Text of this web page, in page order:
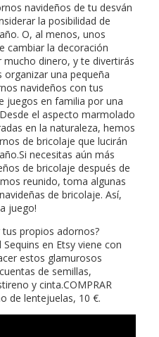
navideños de tu desván
la posibilidad de
O, al menos, unos
cambiar la decoración
dinero, y te divertirás
organizar una pequeña
navideños con tus
juegos en familia por una
el aspecto marmolado
en la naturaleza, hemos
de bricolaje que lucirán
necesitas aún más
de bricolaje después de
reunido, toma algunas
de bricolaje. Así,
juego!
propios adornos?
en Etsy viene con
estos glamurosos
de semillas,
y cinta.COMPRAR
de lentejuelas, 10 €.